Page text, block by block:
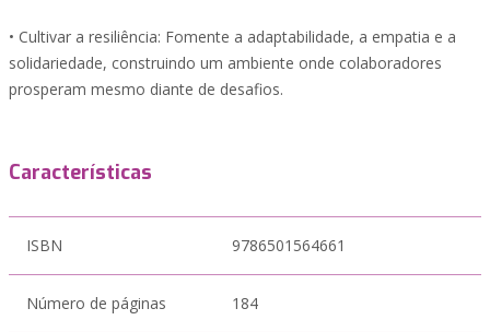
• Cultivar a resiliência: Fomente a adaptabilidade, a empatia e a
solidariedade, construindo um ambiente onde colaboradores
prosperam mesmo diante de desafios.
Características
ISBN 9786501564661
Número de páginas 184